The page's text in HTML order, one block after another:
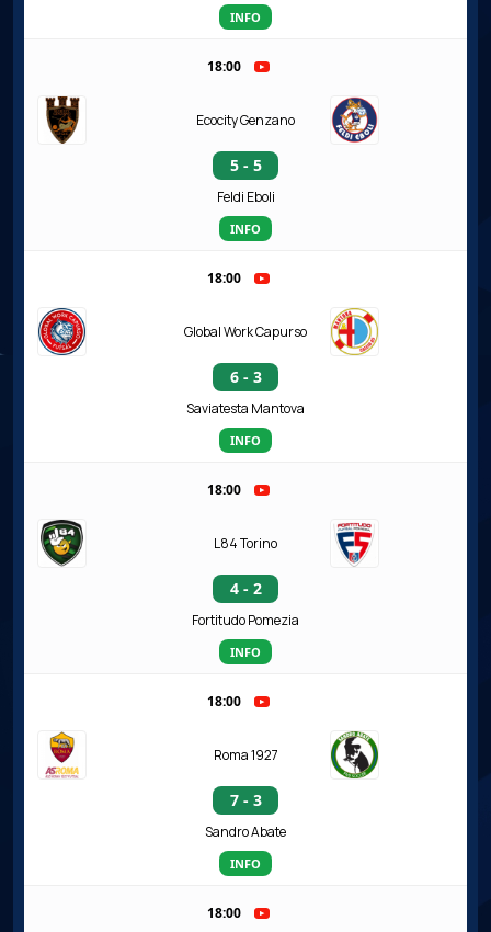
INFO
18:00
Ecocity Genzano
5 - 5
Feldi Eboli
INFO
18:00
Global Work Capurso
6 - 3
Saviatesta Mantova
INFO
18:00
L84 Torino
4 - 2
Fortitudo Pomezia
INFO
18:00
Roma 1927
7 - 3
Sandro Abate
INFO
18:00